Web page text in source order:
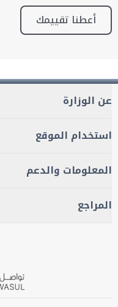
أعطنا تقييمك
عن الوزارة
استخدام الموقع
المعلومات والدعم
المراجع